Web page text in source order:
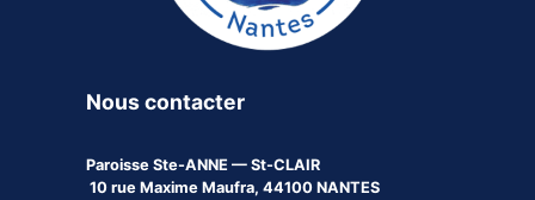
Nous contacter
Paroisse Ste-ANNE — St-CLAIR
10 rue Maxime Maufra, 44100 NANTES